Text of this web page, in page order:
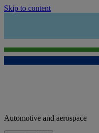
Skip to content
Automotive and aerospace